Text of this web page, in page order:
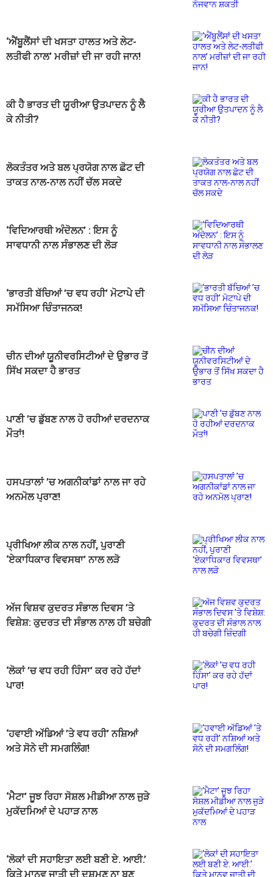
‘ਐਂਬੂਲੈਂਸਾਂ ਦੀ ਖਸਤਾ ਹਾਲਤ ਅਤੇ ਲੇਟ-
ਲਤੀਫੀ ਨਾਲ’ ਮਰੀਜ਼ਾਂ ਦੀ ਜਾ ਰਹੀ ਜਾਨ!
ਕੀ ਹੈ ਭਾਰਤ ਦੀ ਯੂਰੀਆ ਉਤਪਾਦਨ ਨੂੰ ਲੈ
ਕੇ ਨੀਤੀ?
ਲੋਕਤੰਤਰ ਅਤੇ ਬਲ ਪ੍ਰਯੋਗ ਨਾਲ ਛੋਟ ਦੀ
ਤਾਕਤ ਨਾਲ-ਨਾਲ ਨਹੀਂ ਚੱਲ ਸਕਦੇ
‘ਵਿਦਿਆਰਥੀ ਅੰਦੋਲਨ’ : ਇਸ ਨੂੰ
ਸਾਵਧਾਨੀ ਨਾਲ ਸੰਭਾਲਣ ਦੀ ਲੋੜ
‘ਭਾਰਤੀ ਬੱਚਿਆਂ ’ਚ ਵਧ ਰਹੀ’ ਮੋਟਾਪੇ ਦੀ
ਸਮੱਸਿਆ ਚਿੰਤਾਜਨਕ!
ਚੀਨ ਦੀਆਂ ਯੂਨੀਵਰਸਿਟੀਆਂ ਦੇ ਉਭਾਰ ਤੋਂ
ਸਿੱਖ ਸਕਦਾ ਹੈ ਭਾਰਤ
ਪਾਣੀ ’ਚ ਡੁੱਬਣ ਨਾਲ ਹੋ ਰਹੀਆਂ ਦਰਦਨਾਕ
ਮੌਤਾਂ!
ਹਸਪਤਾਲਾਂ ’ਚ ਅਗਨੀਕਾਂਡਾਂ ਨਾਲ ਜਾ ਰਹੇ
ਅਨਮੋਲ ਪ੍ਰਾਣ!
ਪ੍ਰੀਖਿਆ ਲੀਕ ਨਾਲ ਨਹੀਂ, ਪੁਰਾਣੀ
‘ਏਕਾਧਿਕਾਰ ਵਿਵਸਥਾ’ ਨਾਲ ਲੜੋ
ਅੱਜ ਵਿਸ਼ਵ ਕੁਦਰਤ ਸੰਭਾਲ ਦਿਵਸ ’ਤੇ
ਵਿਸ਼ੇਸ਼: ਕੁਦਰਤ ਦੀ ਸੰਭਾਲ ਨਾਲ ਹੀ ਬਚੇਗੀ
‘ਲੋਕਾਂ ’ਚ ਵਧ ਰਹੀ ਹਿੰਸਾ’ ਕਰ ਰਹੇ ਹੱਦਾਂ
ਪਾਰ!
‘ਹਵਾਈ ਅੱਡਿਆਂ ’ਤੇ ਵਧ ਰਹੀ’ ਨਸ਼ਿਆਂ
ਅਤੇ ਸੋਨੇ ਦੀ ਸਮਗਲਿੰਗ!
‘ਮੈਟਾ’ ਜੂਝ ਰਿਹਾ ਸੋਸ਼ਲ ਮੀਡੀਆ ਨਾਲ ਜੁੜੇ
ਮੁਕੱਦਮਿਆਂ ਦੇ ਪਹਾੜ ਨਾਲ
‘ਲੋਕਾਂ ਦੀ ਸਹਾਇਤਾ ਲਈ ਬਣੀ ਏ. ਆਈ.’
ਕਿਤੇ ਮਾਨਵ ਜਾਤੀ ਦੀ ਦੁਸ਼ਮਣ ਨਾ ਬਣ